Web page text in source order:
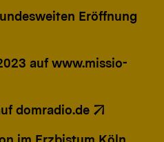
Eröffnung
auf www.missio-
domradio.de